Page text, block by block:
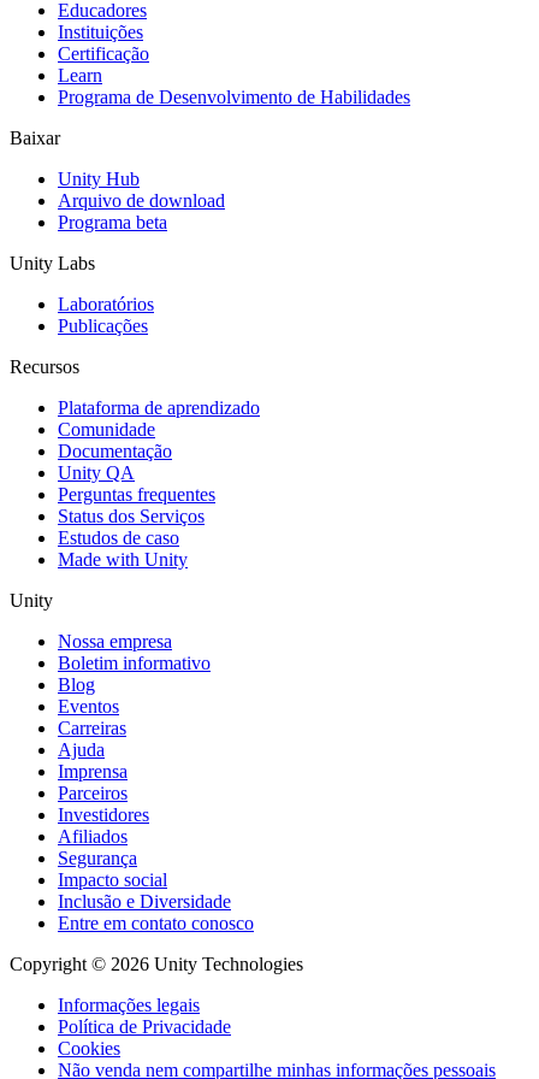
Jogos XR
Lance jogos XR em várias plataformas
Jogos com multijogador
Educadores
Instituições
Certificação
Learn
Programa de Desenvolvimento de Habilidades
Baixar
Unity Hub
Arquivo de download
Programa beta
Unity Labs
Laboratórios
Publicações
Recursos
Plataforma de aprendizado
Comunidade
Documentação
Unity QA
Perguntas frequentes
Status dos Serviços
Estudos de caso
Made with Unity
Unity
Nossa empresa
Boletim informativo
Blog
Eventos
Carreiras
Ajuda
Imprensa
Parceiros
Investidores
Afiliados
Segurança
Impacto social
Inclusão e Diversidade
Entre em contato conosco
Copyright © 2026 Unity Technologies
Informações legais
Política de Privacidade
Cookies
Não venda nem compartilhe minhas informações pessoais